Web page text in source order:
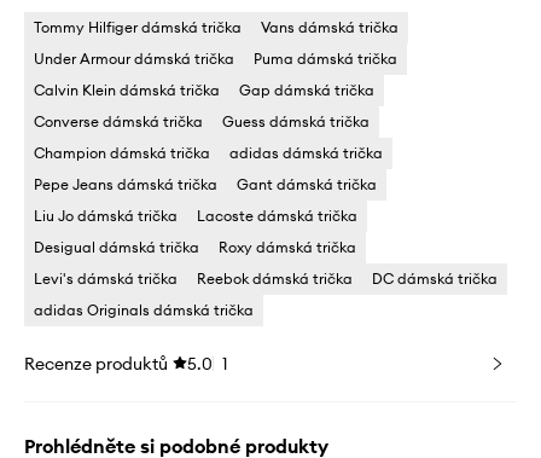
Tommy Hilfiger dámská trička
Vans dámská trička
Under Armour dámská trička
Puma dámská trička
Calvin Klein dámská trička
Gap dámská trička
Converse dámská trička
Guess dámská trička
Champion dámská trička
adidas dámská trička
Pepe Jeans dámská trička
Gant dámská trička
Liu Jo dámská trička
Lacoste dámská trička
Desigual dámská trička
Roxy dámská trička
Levi's dámská trička
Reebok dámská trička
DC dámská trička
adidas Originals dámská trička
Recenze produktů 5.0 1
Prohlédněte si podobné produkty